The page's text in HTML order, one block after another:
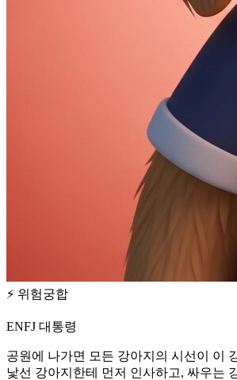
⚡ 위험궁합
ENFJ 대통령
공원에 나가면 모든 강아지의 시선이 이
낯선 강아지한테 먼저 인사하고, 싸우는